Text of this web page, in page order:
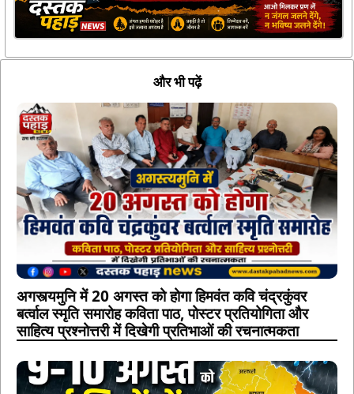
और भी पढ़ें
अगस्त्यमुनि में 20 अगस्त को होगा हिमवंत कवि चंद्रकुंवर
बर्त्वाल स्मृति समारोह कविता पाठ, पोस्टर प्रतियोगिता और
साहित्य प्रश्नोत्तरी में दिखेगी प्रतिभाओं की रचनात्मकता